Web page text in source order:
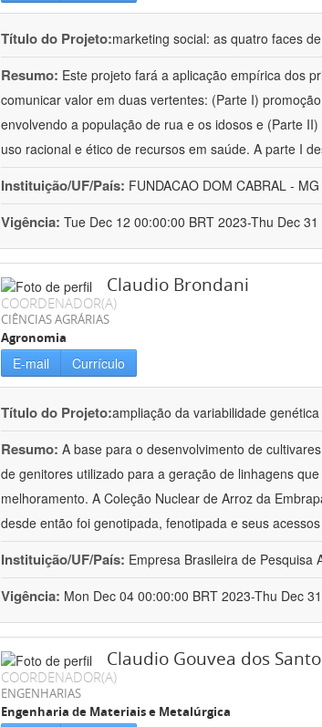
Título do Projeto:marketing social: as quatro faces
Resumo: Este projeto fará a aplicação empírica dos
comunicar valor em duas vertentes: (Parte I)
envolvendo a população de rua e os idosos e (Parte
uso racional e ético de recursos em saúde. A parte I
Instituição/UF/País: FUNDACAO DOM CABRAL -
Vigência: Tue Dec 12 00:00:00 BRT 2023-Thu Dec
Claudio Brondani
COORDENADOR(A)
CIÊNCIAS AGRÁRIAS
Agronomia
E-mail Currículo
Título do Projeto:ampliação da variabilidade
Resumo: A base para o desenvolvimento de
de genitores utilizado para a geração de linhagens
melhoramento. A Coleção Nuclear de Arroz da
desde então foi genotipada, fenotipada e seus
Instituição/UF/País: Empresa Brasileira de Pesquisa
Vigência: Mon Dec 04 00:00:00 BRT 2023-Thu Dec
Claudio Gouvea dos
COORDENADOR(A)
ENGENHARIAS
Engenharia de Materiais e Metalúrgica